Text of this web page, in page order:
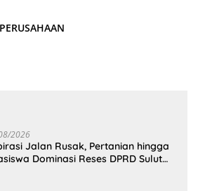
2026
Jalan Rusak, Pertanian hingga
Dominasi Reses DPRD Sulut